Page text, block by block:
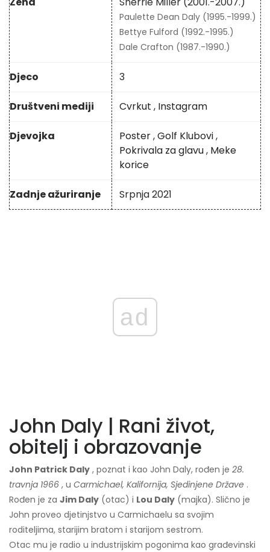
Paulette Dean Daly (1995.-1999.)
Bettye Fulford (1992.-1995.)
Dale Crafton (1987.-1990.)
Djeco 3
Društveni mediji Cvrkut , Instagram
Djevojka Poster,Golf Klubovi,
Pokrivala za glavu, Meke
korice
Zadnje ažuriranje Srpnja 2021
ad
John Daly | Rani život,
obitelj i obrazovanje
John Patrick Daly , poznat i kao John Daly, rođen je 28.
travnja 1966 , u Carmichael, Kalifornija, Sjedinjene Države .
Rođen je za Jim Daly (otac) i Lou Daly (majka). Slično je
John proveo djetinjstvo u Carmichaelu sa svojim
roditeljima, starijim bratom i starijom sestrom.
Otac mu je radio u industrijskim pogonima kao građevinski